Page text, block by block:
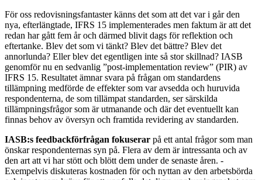
För oss redovisningsfantaster känns det som att det var i går den
nya, efterlängtade, IFRS 15 implementerades men faktum är att det
redan har gått fem år och därmed blivit dags för reflektion och
eftertanke. Blev det som vi tänkt? Blev det bättre? Blev det
annorlunda? Eller blev det egentligen inte så stor skillnad? IASB
genomför nu en sedvanlig ”post-implementation review” (PIR) av
IFRS 15. Resultatet ämnar svara på frågan om standardens
tillämpning medförde de ­effekter som var avsedda och huruvida
respondenterna, de som tillämpat standarden, ser särskilda
tillämpningsfrågor som är utmanande och där det eventuellt kan
finnas behov av översyn och framtida revidering av standarden.
IASB:s feedbackförfrågan fokuserar på ett antal frågor som man
önskar respondenternas syn på. Flera av dem är intressanta och av
den art att vi har stött och blött dem under de senaste åren. ­
Exempelvis diskuteras kostnaden för och nyttan av den arbetsbörda